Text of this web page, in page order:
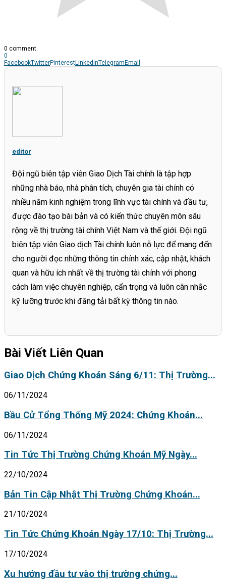
0 comment
0
FacebookTwitterPinterestLinkedinTelegram Email
editor
Đội ngũ biên tập viên Giao Dịch Tài chính là tập hợp
những nhà báo, nhà phân tích, chuyên gia tài chính có
nhiều năm kinh nghiệm trong lĩnh vực tài chính và đầu tư,
được đào tạo bài bản và có kiến thức chuyên môn sâu
rộng về thị trường tài chính Việt Nam và thế giới. Đội ngũ
biên tập viên Giao dịch Tài chính luôn nỗ lực để mang đến
cho người đọc những thông tin chính xác, cập nhật, khách
quan và hữu ích nhất về thị trường tài chính với phong
cách làm việc chuyên nghiệp, cẩn trọng và luôn cân nhắc
kỹ lưỡng trước khi đăng tải bất kỳ thông tin nào.
Bài Viết Liên Quan
Giao Dịch Chứng Khoán Sáng 6/11: Thị Trường...
06/11/2024
Bầu Cử Tổng Thống Mỹ 2024: Chứng Khoán...
06/11/2024
Tin Tức Thị Trường Chứng Khoán Mỹ Ngày...
22/10/2024
Bản Tin Cập Nhật Thị Trường Chứng Khoán...
21/10/2024
Tin Tức Chứng Khoán Ngày 17/10: Thị Trường...
17/10/2024
Xu hướng đầu tư vào thị trường chứng...